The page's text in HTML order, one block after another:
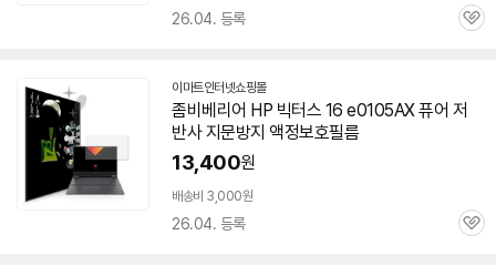
26.04. 등록
관
이마트인터넷쇼핑몰
좀비베리어 HP 빅터스 16 e0105AX 퓨어 저
반사 지문방지 액정보호필름
13,400원
배송비 3,000원
26.04. 등록
관